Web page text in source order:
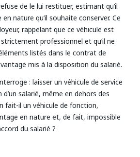
de le lui restituer, estimant qu’il
en nature qu’il souhaite conserver. Ce
rappelant que ce véhicule est
professionnel et qu’il ne
listés dans le contrat de
mis à la disposition du salarié.
: laisser un véhicule de service
salarié, même en dehors des
fait-il un véhicule de fonction,
en nature et, de fait, impossible
du salarié ?